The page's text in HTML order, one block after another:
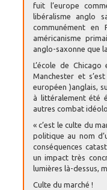
fuit l’europe
libéralisme anglo
communément en
américanisme
anglo-saxonne que
L’école de
Manchester et
européen )anglais,
à littéralement été
autres combat
« c’est le culte du
politique au nom
conséquences
un impact très
lumières là-dessus,
Culte du marché !